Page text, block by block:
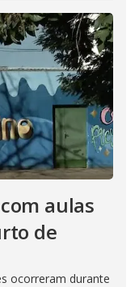
aulas
de
ocorreram durante